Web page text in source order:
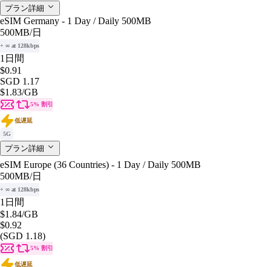
プラン詳細
eSIM Germany - 1 Day / Daily 500MB
500MB/日
+ ∞ at 128kbps
1日間
$0.91
SGD 1.17
$1.83/GB
5% 割引
低遅延
5G
プラン詳細
eSIM Europe (36 Countries) - 1 Day / Daily 500MB
500MB/日
+ ∞ at 128kbps
1日間
$1.84/GB
$0.92
(SGD 1.18)
5% 割引
低遅延